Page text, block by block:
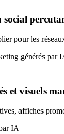
social
pour les
et visuels
affiches